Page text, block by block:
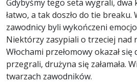
Gdybyśmy tego seta wygrali, dwa
łatwo, a tak doszło do tie breaku.
zawodnicy byli wykończeni
Niektórzy zasypiali o trzeciej nad
Włochami przełomowy okazał
przegrali, drużyna się załamała.
twarzach zawodników.